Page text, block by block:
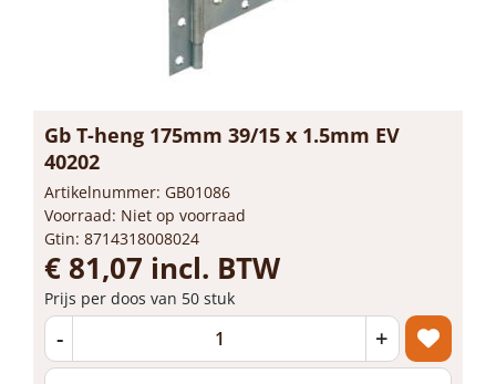
Gb T-heng 175mm 39/15 x 1.5mm EV
40202
Artikelnummer: GB01086
Voorraad: Niet op voorraad
Gtin: 8714318008024
€ 81,07 incl. BTW
Prijs per doos van 50 stuk
- +